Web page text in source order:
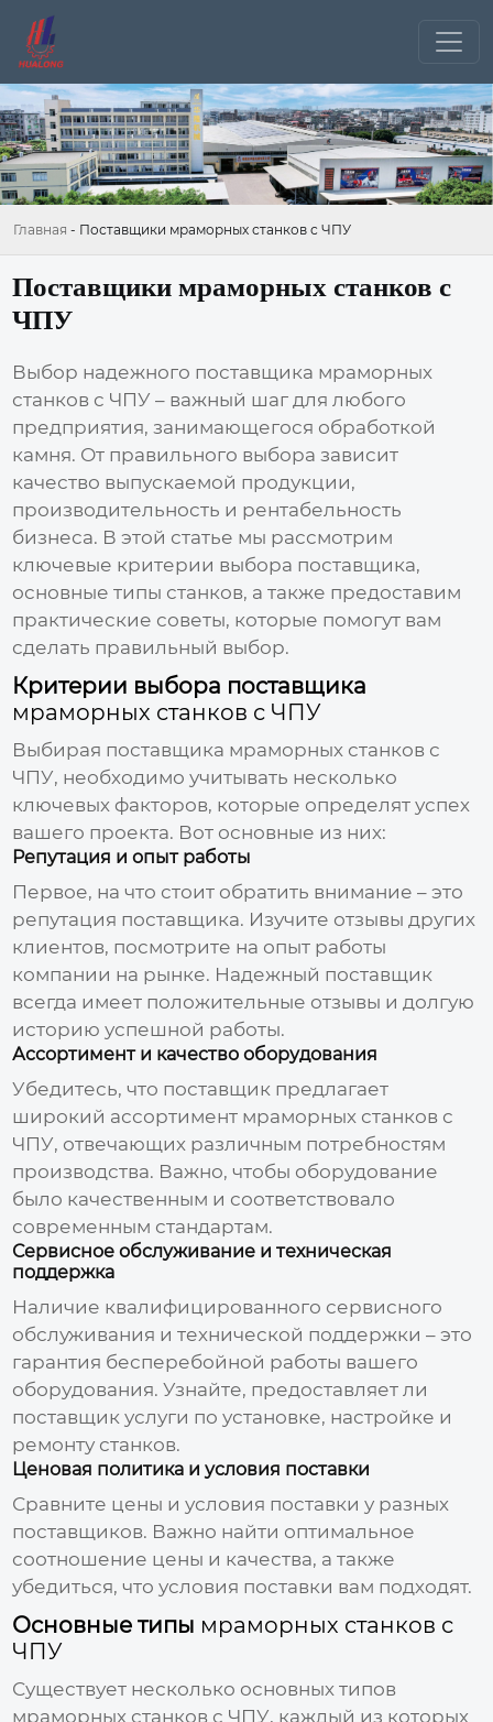
Главная - Поставщики мраморных станков с ЧПУ
Поставщики мраморных станков с
ЧПУ
Выбор надежного поставщика мраморных
станков с ЧПУ – важный шаг для любого
предприятия, занимающегося обработкой
камня. От правильного выбора зависит
качество выпускаемой продукции,
производительность и рентабельность
бизнеса. В этой статье мы рассмотрим
ключевые критерии выбора поставщика,
основные типы станков, а также предоставим
практические советы, которые помогут вам
сделать правильный выбор.
Критерии выбора поставщика
мраморных станков с ЧПУ
Выбирая поставщика мраморных станков с
ЧПУ, необходимо учитывать несколько
ключевых факторов, которые определят успех
вашего проекта. Вот основные из них:
Репутация и опыт работы
Первое, на что стоит обратить внимание – это
репутация поставщика. Изучите отзывы других
клиентов, посмотрите на опыт работы
компании на рынке. Надежный поставщик
всегда имеет положительные отзывы и долгую
историю успешной работы.
Ассортимент и качество оборудования
Убедитесь, что поставщик предлагает
широкий ассортимент мраморных станков с
ЧПУ, отвечающих различным потребностям
производства. Важно, чтобы оборудование
было качественным и соответствовало
современным стандартам.
Сервисное обслуживание и техническая
поддержка
Наличие квалифицированного сервисного
обслуживания и технической поддержки – это
гарантия бесперебойной работы вашего
оборудования. Узнайте, предоставляет ли
поставщик услуги по установке, настройке и
ремонту станков.
Ценовая политика и условия поставки
Сравните цены и условия поставки у разных
поставщиков. Важно найти оптимальное
соотношение цены и качества, а также
убедиться, что условия поставки вам подходят.
Основные типы мраморных станков с
ЧПУ
Существует несколько основных типов
мраморных станков с ЧПУ, каждый из которых